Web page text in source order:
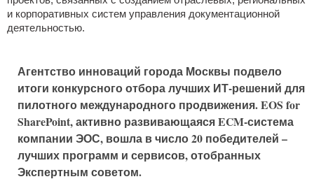
и корпоративных систем управления документационной
деятельностью.
Агентство инноваций города Москвы подвело
итоги конкурсного отбора лучших ИТ-решений для
пилотного международного продвижения. EOS for
SharePoint, активно развивающаяся ECM-система
компании ЭОС, вошла в число 20 победителей –
лучших программ и сервисов, отобранных
Экспертным советом.